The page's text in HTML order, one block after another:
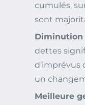
cumulés,
sont
Diminution
dettes
d’imprévus
un
Meilleure